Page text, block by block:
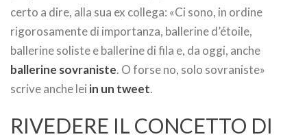
certo a dire, alla sua ex collega: «Ci sono, in ordine
rigorosamente di importanza, ballerine d’étoile,
ballerine soliste e ballerine di fila e, da oggi, anche
ballerine sovraniste. O forse no, solo sovraniste»
scrive anche lei in un tweet.
RIVEDERE IL CONCETTO DI